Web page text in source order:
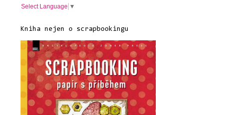
Select Language ▼
Kniha nejen o scrapbookingu